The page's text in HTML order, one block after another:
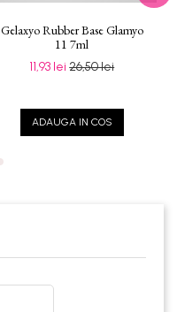
Gelaxyo Rubber Base Glamyo
11 7ml
11,93 lei26,50 lei
ADAUGA IN COS